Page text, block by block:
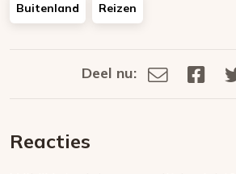
Buitenland Reizen
Deel
Deel nu:
Deel
Deel
Reacties